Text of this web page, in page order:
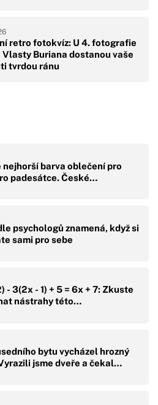
retro fotokvíz: U 4. fotografie
Vlasty Buriana dostanou vaše
tvrdou ránu
nejhorší barva oblečení pro
padesátce. České…
psychologů znamená, když si
sami pro sebe
- 3(2x - 1) + 5 = 6x + 7: Zkuste
nástrahy této…
bytu vycházel hrozný
jsme dveře a čekal…